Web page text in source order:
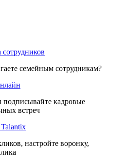
семейным сотрудникам?
подписывайте кадровые
встреч
Talantix
настройте воронку,